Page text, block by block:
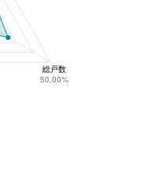
総戸数
50.00%